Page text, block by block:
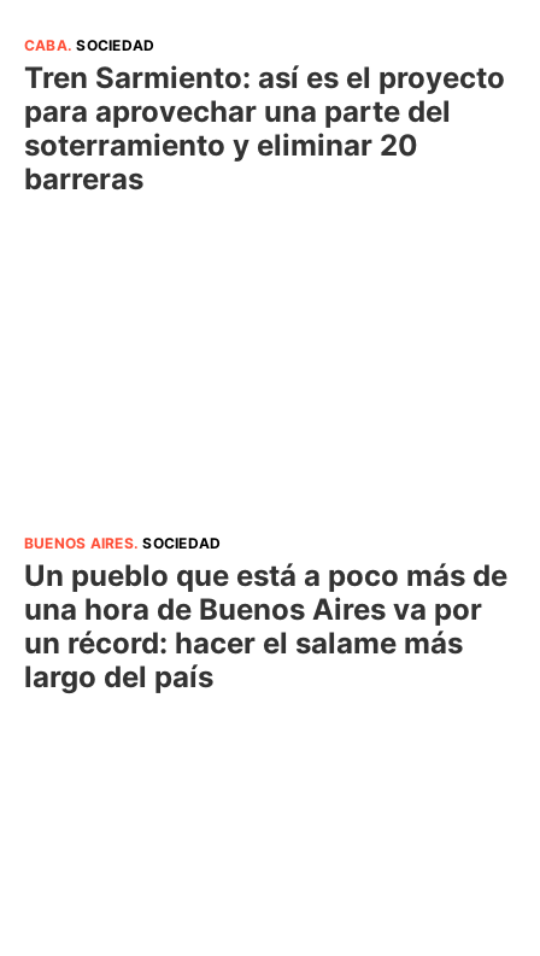
CABA.SOCIEDAD
Tren Sarmiento: así es el proyecto
para aprovechar una parte del
soterramiento y eliminar 20
barreras
BUENOS AIRES.SOCIEDAD
Un pueblo que está a poco más de
una hora de Buenos Aires va por
un récord: hacer el salame más
largo del país